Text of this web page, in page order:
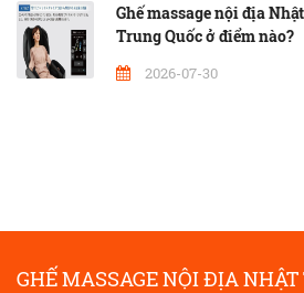
Ghế massage nội địa
Trung Quốc ở điểm nào?
2026-07-30
GHẾ MASSAGE NỘI ĐỊA